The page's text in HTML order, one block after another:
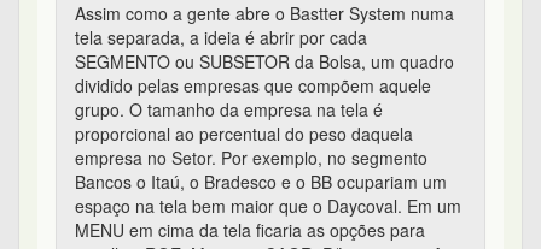
Assim como a gente abre o Bastter System numa
tela separada, a ideia é abrir por cada
SEGMENTO ou SUBSETOR da Bolsa, um quadro
dividido pelas empresas que compõem aquele
grupo. O tamanho da empresa na tela é
proporcional ao percentual do peso daquela
empresa no Setor. Por exemplo, no segmento
Bancos o Itaú, o Bradesco e o BB ocupariam um
espaço na tela bem maior que o Daycoval. Em um
MENU em cima da tela ficaria as opções para